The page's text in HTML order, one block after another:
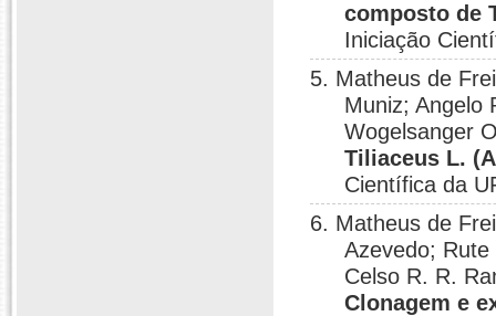
composto de
Iniciação
5. Matheus de
Muniz; Angelo
Wogelsanger
Tiliaceus L.
Científica da
6. Matheus de
Azevedo;
Celso R. R.
Clonagem e